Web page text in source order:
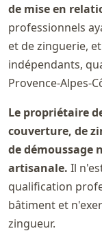
de mise en
professionnels
et de zinguerie,
indépendants,
Provence-Alpes-
Le propriétaire
couverture, de
de démoussage
artisanale. Il
qualification
bâtiment et
zingueur.